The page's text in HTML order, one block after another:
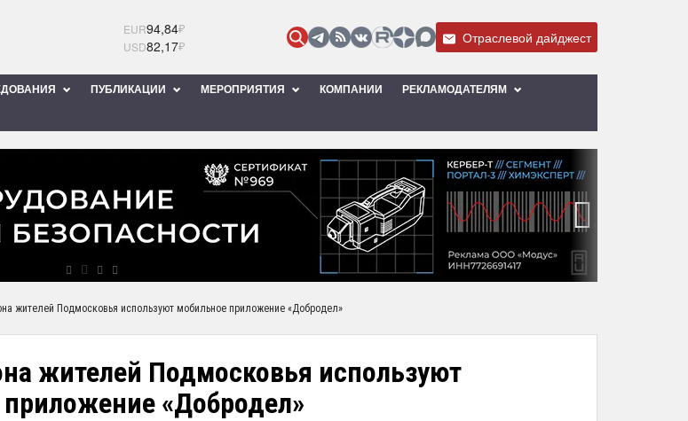
EUR94,84₽
USD82,17₽ Отраслевой дайджест
ПУБЛИКАЦИИ МЕРОПРИЯТИЯ КОМПАНИИ
РЕКЛАМОДАТЕЛЯМ
жителей Подмосковья используют мобильное приложение «Добродел»
жителей Подмосковья используют
«Добродел»